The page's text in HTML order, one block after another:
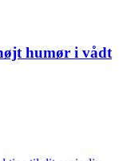
humør i vådt